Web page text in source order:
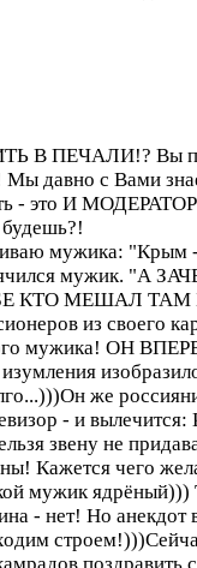
В ПЕЧАЛИ!? Вы
давно с Вами
- это И
мужика:
мужик. "А
МЕШАЛ ТАМ
из своего
мужика! ОН
же
- и
звену не
Кажется чего
мужик ядрёный)))
- нет! Но анекдот